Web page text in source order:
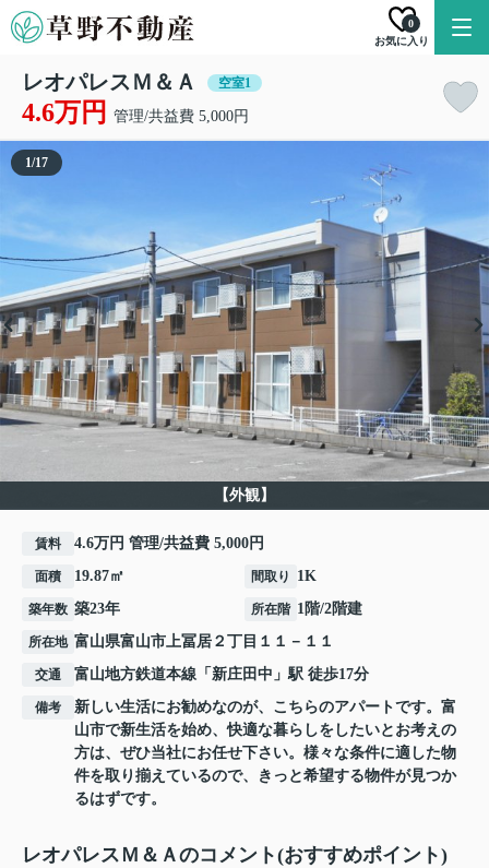
お気に入り
0
レオパレスＭ＆Ａ 空室1
4.6万円 管理/共益費 5,000円
【外観】
1/17
賃料 4.6万円 管理/共益費 5,000円
面積 19.87㎡ 間取り 1K
築年数 築23年 所在階 1階/2階建
所在地 富山県富山市上冨居 ２丁目１１－１１
交通 富山地方鉄道本線 「 新庄田中 」駅 徒歩17分
備考
新しい生活にお勧めなのが、こちらのアパートです。富
山市で新生活を始め、快適な暮らしをしたいとお考えの
方は、ぜひ当社にお任せ下さい。様々な条件に適した物
件を取り揃えているので、きっと希望する物件が見つか
るはずです。
レオパレスＭ＆Ａのコメント(おすすめポイント)